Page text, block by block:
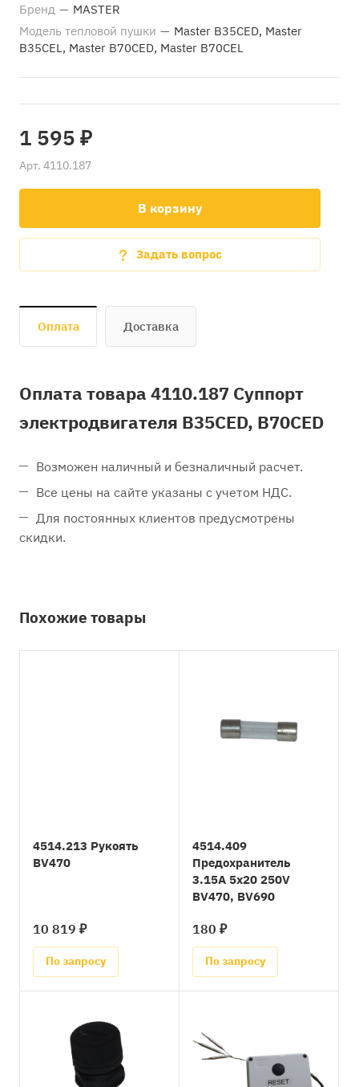
Бренд — MASTER
Модель тепловой пушки — Master B35CED, Master
B35CEL, Master B70CED, Master B70CEL
1 595 ₽
Арт. 4110.187
В корзину
Задать вопрос
Оплата Доставка
Оплата товара 4110.187 Суппорт
электродвигателя B35CED, B70CED
Возможен наличный и безналичный расчет.
Все цены на сайте указаны с учетом НДС.
Для постоянных клиентов предусмотрены
скидки.
Похожие товары
4514.213 Рукоять
BV470
10 819 ₽
По запросу
4514.409
Предохранитель
3.15А 5х20 250V
BV470, BV690
180 ₽
По запросу